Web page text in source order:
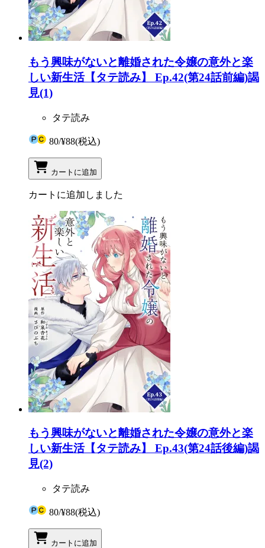
もう興味がないと離婚された令嬢の意外と楽
しい新生活【タテ読み】 Ep.42(第24話前編)謁
見(1)
タテ読み
80/¥88(税込)
カートに追加
カートに追加しました
もう興味がないと離婚された令嬢の意外と楽
しい新生活【タテ読み】 Ep.43(第24話後編)謁
見(2)
タテ読み
80/¥88(税込)
カートに追加